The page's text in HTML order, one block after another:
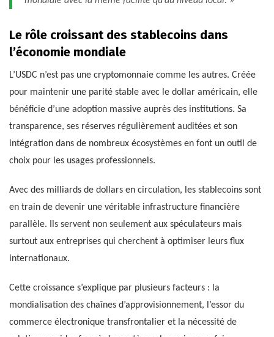
Le rôle croissant des stablecoins dans
l’économie mondiale
L’USDC n’est pas une cryptomonnaie comme les autres. Créée
pour maintenir une parité stable avec le dollar américain, elle
bénéficie d’une adoption massive auprès des institutions. Sa
transparence, ses réserves régulièrement auditées et son
intégration dans de nombreux écosystèmes en font un outil de
choix pour les usages professionnels.
Avec des milliards de dollars en circulation, les stablecoins sont
en train de devenir une véritable infrastructure financière
parallèle. Ils servent non seulement aux spéculateurs mais
surtout aux entreprises qui cherchent à optimiser leurs flux
internationaux.
Cette croissance s’explique par plusieurs facteurs : la
mondialisation des chaînes d’approvisionnement, l’essor du
commerce électronique transfrontalier et la nécessité de